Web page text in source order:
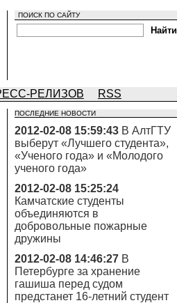
ПОИСК ПО САЙТУ
РЕЛИЗОВ RSS
ПОСЛЕДНИЕ НОВОСТИ
2012-02-08 15:59:43 В АлтГТУ
выберут «Лучшего студента»,
«Ученого года» и «Молодого
ученого года»
2012-02-08 15:25:24
Камчатские студенты
объединяются в
добровольные пожарные
дружины
2012-02-08 14:46:27 В
Петербурге за хранение
гашиша перед судом
предстанет 16-летний студент